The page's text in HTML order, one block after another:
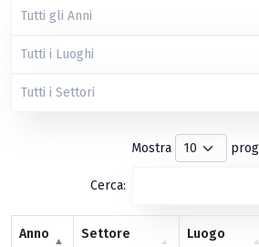
Mostra
Cerca:
Anno Settore Luogo